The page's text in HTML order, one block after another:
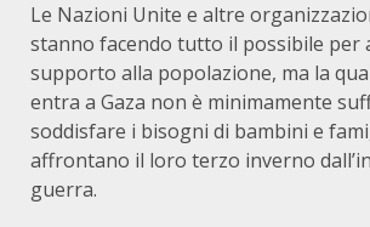
Le Nazioni Unite e altre
stanno facendo tutto il possibile per
supporto alla popolazione, ma la
entra a Gaza non è minimamente
soddisfare i bisogni di bambini e
affrontano il loro terzo inverno
guerra.